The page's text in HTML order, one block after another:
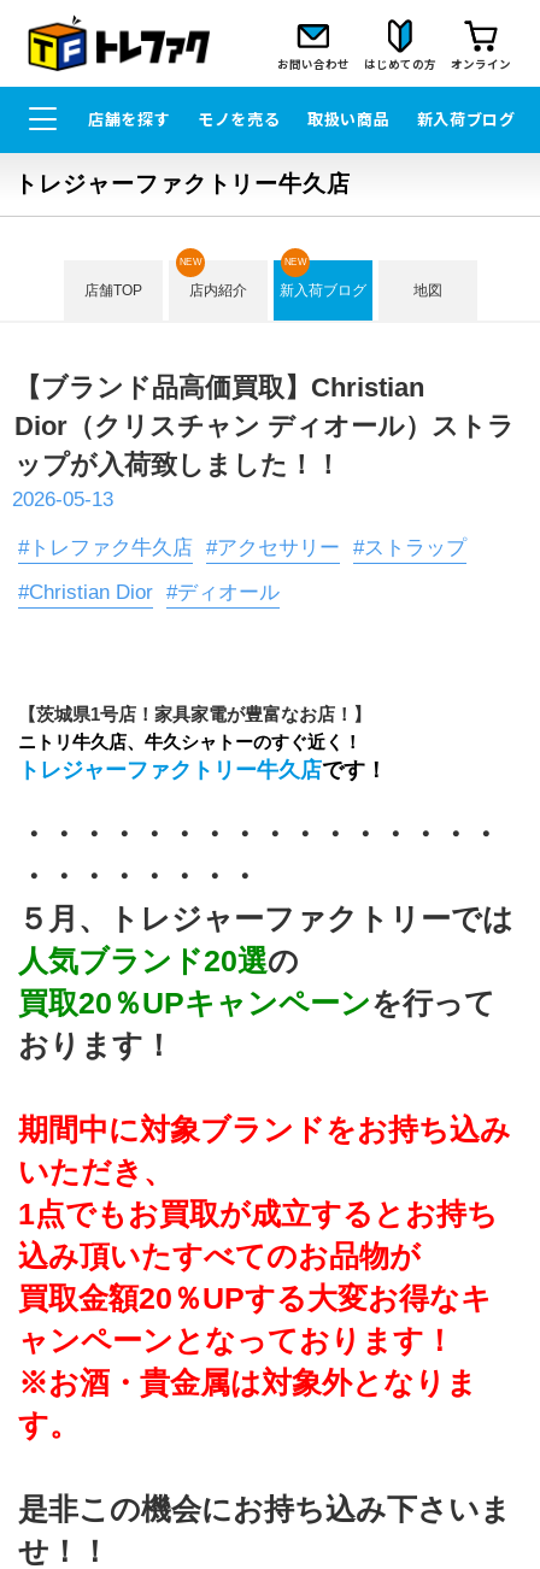
お問い合わせ はじめての方 オンライン
店舗を探す モノを売る 取扱い商品 新入荷ブログ
トレジャーファクトリー牛久店
店舗TOP 店内紹介
NEW
新入荷ブログ
NEW
地図
【ブランド品高価買取】Christian
Dior（クリスチャン ディオール）ストラ
ップが入荷致しました！！
2026-05-13
#トレファク牛久店 #アクセサリー
#ストラップ
#Christian Dior #ディオール
【茨城県1号店！家具家電が豊富なお店！】
ニトリ牛久店、牛久シャトーのすぐ近く！
トレジャーファクトリー牛久店です！
・・・・・・・・・・・・・・・・
・・・・・・・・
５月、トレジャーファクトリーでは
人気ブランド20選の
買取20％UPキャンペーンを行って
おります！
期間中に対象ブランドをお持ち込み
いただき、
1点でもお買取が成立するとお持ち
込み頂いたすべてのお品物が
買取金額20％UPする大変お得なキ
ャンペーンとなっております！
※お酒・貴金属は対象外となりま
す。
是非この機会にお持ち込み下さいま
せ！！